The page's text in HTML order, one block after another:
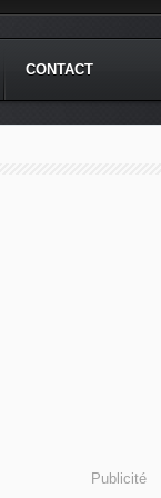
CONTACT
Publicité